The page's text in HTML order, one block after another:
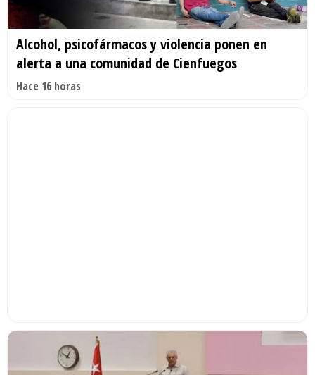
Alcohol, psicofármacos y violencia ponen en
alerta a una comunidad de Cienfuegos
Hace 16 horas